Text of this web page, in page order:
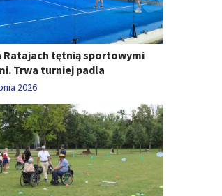
Ratajach tętnią sportowymi
Trwa turniej padla
2026